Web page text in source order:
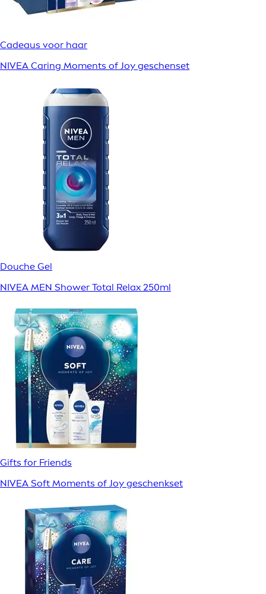
Cadeaus voor haar
NIVEA Caring Moments of Joy geschenset
Douche Gel
NIVEA MEN Shower Total Relax 250ml
Gifts for Friends
NIVEA Soft Moments of Joy geschenkset